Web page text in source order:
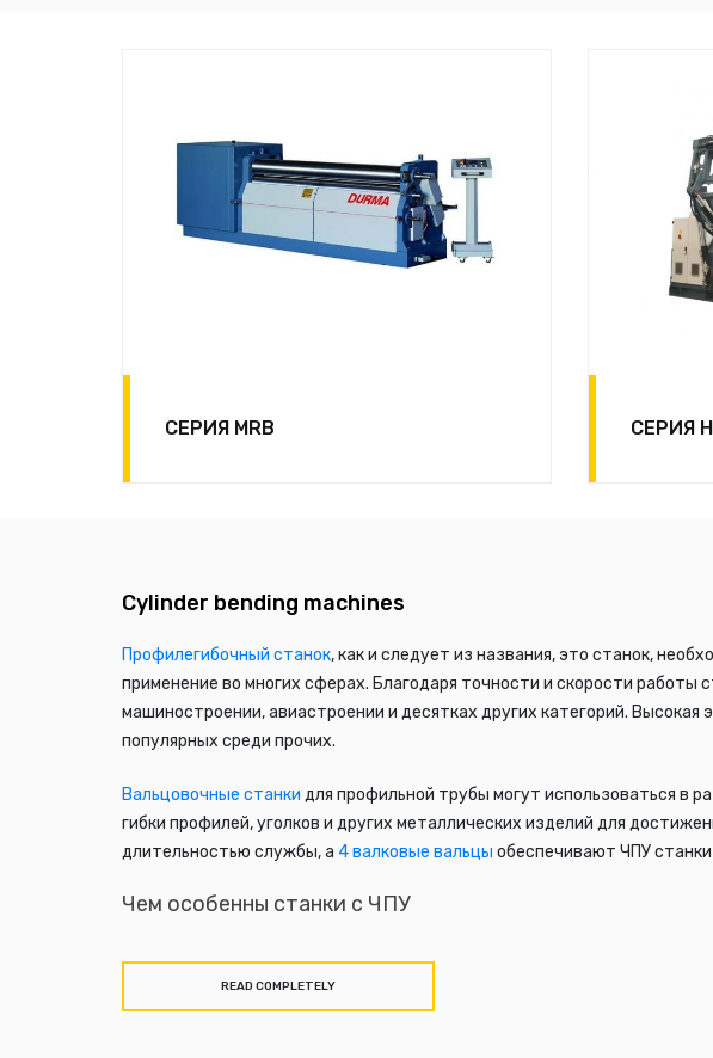
СЕРИЯ MRB СЕРИЯ
Cylinder bending machines
Профилегибочный станок, как и следует из названия, это станок,
применение во многих сферах. Благодаря точности и скорости
машиностроении, авиастроении и десятках других категорий.
популярных среди прочих.
Вальцовочные станки для профильной трубы могут использоваться в
гибки профилей, уголков и других металлических изделий для
длительностью службы, а 4 валковые вальцы обеспечивают ЧПУ
Чем особенны станки с ЧПУ
вычисления, а также последовательность смены широт, вычисляется
помощью программного обеспечения дарит много возможностей,
READ COMPLETELY